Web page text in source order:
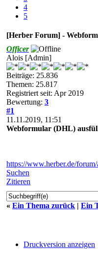
4
5
[Herber Forum] -
Officer
Alois [Admin]
Beiträge: 25.836
Themen: 25.817
Registriert seit: Apr 2019
Bewertung: 3
#1
11.11.2019, 11:51
Webformular (DHL)
https://www.herber.de/
Suchen
Zitieren
« Ein Thema zurück | Ein
Druckversion anzeigen